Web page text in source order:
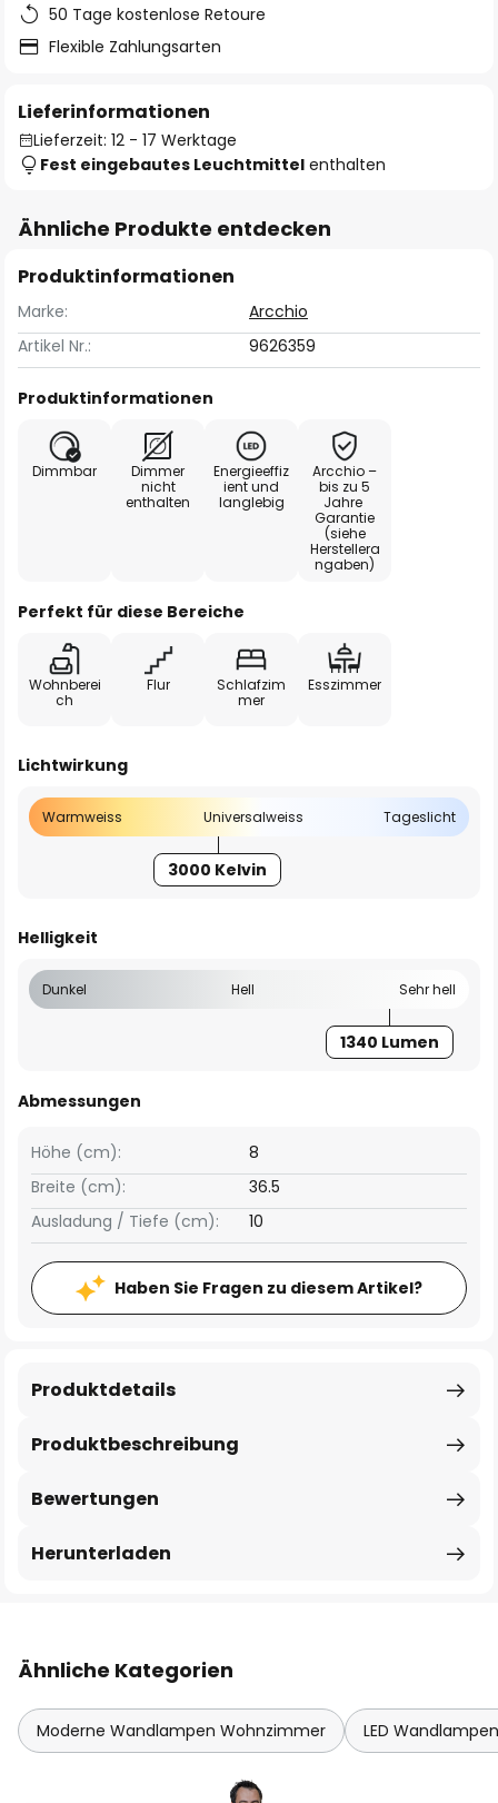
50 Tage kostenlose Retoure
Flexible Zahlungsarten
Lieferinformationen
Lieferzeit: 12 - 17 Werktage
Fest eingebautes Leuchtmittel enthalten
Ähnliche Produkte entdecken
Produktinformationen
Marke:
Arcchio
Artikel Nr.:
9626359
Produktinformationen
Dimmbar
Dimmer
nicht
enthalten
Energieeffiz
ient und
langlebig
Arcchio –
bis zu 5
Jahre
Garantie
(siehe
Herstellera
ngaben)
Perfekt für diese Bereiche
Wohnberei
ch
Flur
Schlafzim
mer
Esszimmer
Lichtwirkung
Warmweiss Universalweiss Tageslicht
3000 Kelvin
Helligkeit
Dunkel Hell Sehr hell
1340 Lumen
Abmessungen
Breite (cm): 36.5
Höhe (cm): 8
Ausladung / Tiefe (cm): 10
Haben Sie Fragen zu diesem Artikel?
Produktbeschreibung
Produktdetails
Bewertungen
Herunterladen
Ähnliche Kategorien
Moderne Wandlampen Wohnzimmer LED